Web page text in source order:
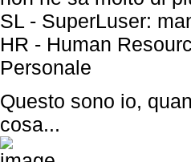
SL - SuperLuser:
HR - Human
Personale
Questo sono io,
cosa...